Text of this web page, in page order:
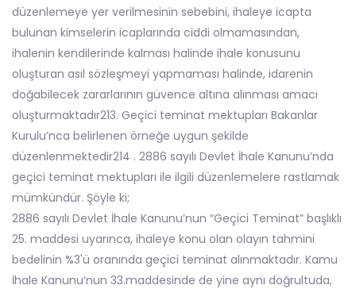
düzenlemeye yer verilmesinin sebebini, ihaleye icapta
bulunan kimselerin icaplarında ciddi olmamasından,
ihalenin kendilerinde kalması halinde ihale konusunu
oluşturan asıl sözleşmeyi yapmaması halinde, idarenin
doğabilecek zararlarının güvence altına alınması amacı
oluşturmaktadır213. Geçici teminat mektupları Bakanlar
Kurulu’nca belirlenen örneğe uygun şekilde
düzenlenmektedir214 . 2886 sayılı Devlet İhale Kanunu’nda
geçici teminat mektupları ile ilgili düzenlemelere rastlamak
mümkündür. Şöyle ki;
2886 sayılı Devlet İhale Kanunu’nun “Geçici Teminat” başlıklı
25. maddesi uyarınca, ihaleye konu olan olayın tahmini
bedelinin %3'ü oranında geçici teminat alınmaktadır. Kamu
İhale Kanunu’nun 33.maddesinde de yine aynı doğrultuda,